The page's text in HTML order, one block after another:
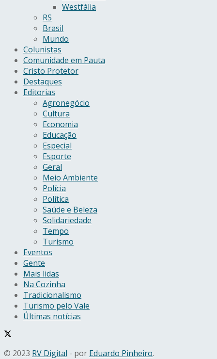
Westfália
RS
Brasil
Mundo
Colunistas
Comunidade em Pauta
Cristo Protetor
Destaques
Editorias
Agronegócio
Cultura
Economia
Educação
Especial
Esporte
Geral
Meio Ambiente
Polícia
Política
Saúde e Beleza
Solidariedade
Tempo
Turismo
Eventos
Gente
Mais lidas
Na Cozinha
Tradicionalismo
Turismo pelo Vale
Últimas notícias
© 2023 RV Digital - por Eduardo Pinheiro.